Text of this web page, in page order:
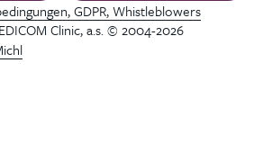
Clinic, a.s. © 2004-2026
GDPR, Whistleblowers